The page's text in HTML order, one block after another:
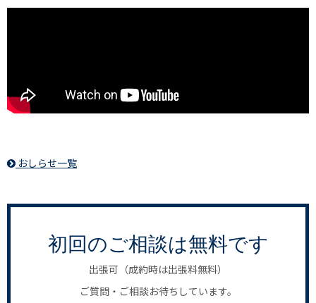
おしらせ一覧
初回のご相談は無料です
出張可（成約時は出張料無料）
ご質問・ご相談お待ちしています。